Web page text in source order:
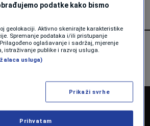
NASLOVNA
podatke kako bismo
geolokaciji. Aktivno skenirajte karakteristike
Spremanje podataka i/ili pristupanje
oglašavanje i sadržaj, mjerenje
istraživanje publike i razvoj usluga.
usluga)
Prikaži svrhe
Prihvatam